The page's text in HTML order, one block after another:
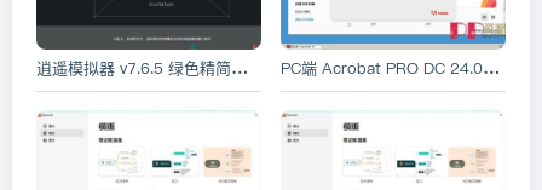
逍遥模拟器 v7.6.5 绿色精简优化版 [安卓模拟器] PC端 Acrobat PRO DC 24.004.20272 x64 PDF编辑破解版